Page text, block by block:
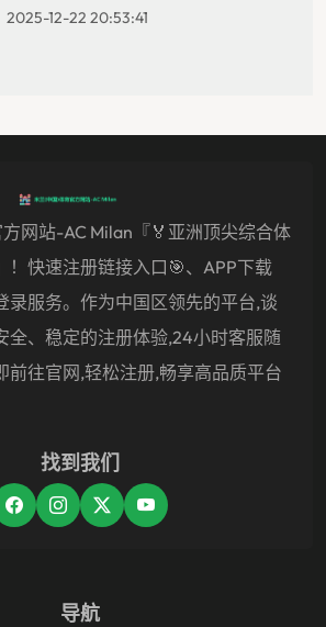
2025-12-22 20:53:41
网站-AC Milan『🏅亚洲顶尖综合体
！快速注册链接入口🎯、APP下载
录服务。作为中国区领先的平台,谈
全、稳定的注册体验,24小时客服随
前往官网,轻松注册,畅享高品质平台
找到我们
导航